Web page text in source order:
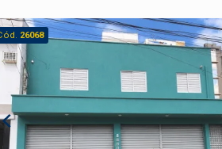
26068